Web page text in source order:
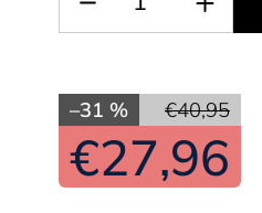
€40,95
–31 %
€27,96